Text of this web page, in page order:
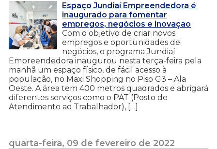
Espaço Jundiaí Empreendedora é
inaugurado para fomentar
empregos, negócios e inovação
Com o objetivo de criar novos
empregos e oportunidades de
negócios, o programa Jundiaí
Empreendedora inaugurou nesta terça-feira pela
manhã um espaço físico, de fácil acesso à
população, no Maxi Shopping no Piso G3 – Ala
Oeste. A área tem 400 metros quadrados e abrigará
diferentes serviços como o PAT (Posto de
Atendimento ao Trabalhador), […]
quarta-feira, 09 de fevereiro de 2022